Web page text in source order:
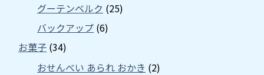
グーテンベルク (25)
バックアップ (6)
お菓子 (34)
おせんべい あられ おかき (2)